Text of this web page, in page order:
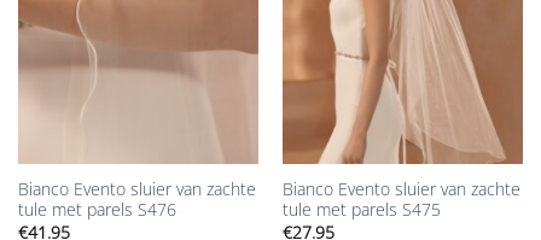
Bianco Evento sluier van zachte
tule met parels S476
€41.95
Bianco Evento sluier van zachte
tule met parels S475
€27.95